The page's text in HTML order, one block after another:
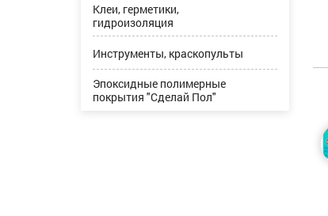
Клеи, герметики,
гидроизоляция
Инструменты, краскопульты
Эпоксидные полимерные
покрытия "Сделай Пол"